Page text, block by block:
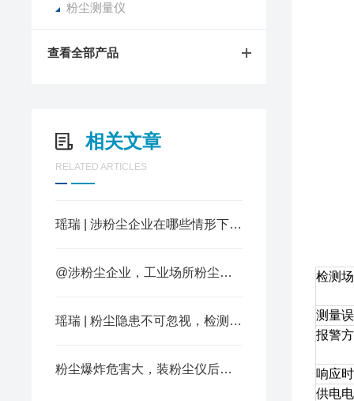
粉尘测量仪
查看全部产品
相关文章
RELATED ARTICLES
瑶瑞 | 涉粉尘企业在哪些情形下会被判定为重大隐患？
@涉粉尘企业，工业场所粉尘职业接触限值要求你知道多少？
瑶瑞 | 粉尘隐患不可忽视，检测设备至关重要！
粉尘爆炸危害大，装粉尘仪后不再怕
检测
测量
报警
响应
供电